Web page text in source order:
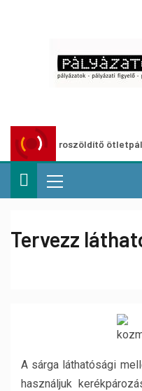
Városzöldítő
Tervezz
A sárga láthatósági
használjuk